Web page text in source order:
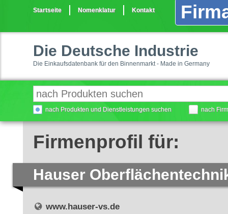
Startseite Nomenklatur Kontakt
Die Deutsche Industrie
Die Einkaufsdatenbank für den Binnenmarkt - Made in Germany
nach Produkten und Dienstleistungen suchen nach
Firmenprofil für:
Hauser
www.hauser-vs.de